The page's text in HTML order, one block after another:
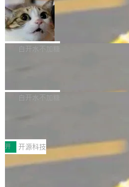
aDB 捕获 commit 之间的每一次操作，
bet、微软以及 Meta 等传统科技巨头
ceXAI的资金消耗速度尤为引人瞩目。
撑庞大支出的资金来源却呈现出截然不
貌。数据显示，微软和 Meta 主要依托
1.2，驱动这个 agent 的新模型。一句
你可以用 curl -fsSL https://
sh | bash 安装一个能在大项目里自动
代码、验证结果的 AI 终端工具。 据介
个主 agent 循环，外加一组后台 agent
美团开源 LoHoSearch，用知识图
准 AI 能力认知
机器出题的前提，是让机器拥有全局
构建流程可以分为四个环节：建图 →
白开水不加糖
库，并将作为transport接入Mooncake
MPComm将作为一种传输引擎接入
ENT，实现零拷贝传输性能提升30%、
传输性能最高提升5倍。UCL-
于自研UCL-Engine通信引擎，后续腾
白开水不加糖
型案例入选名单》，深信服“面向企业研
开源 AI 编程平台 CoStrict 应用”凭借卓
创新与落地成效成功入选。 全链路私有
助力企业AI研发安全落地 当前，越来
开 开源科技
深信服AI算力网关入选工信部人工
前不久，工业和信息化部正式发布《